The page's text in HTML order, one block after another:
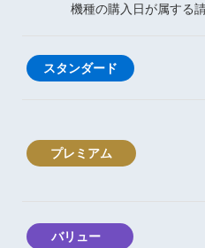
機種の購入日が属する